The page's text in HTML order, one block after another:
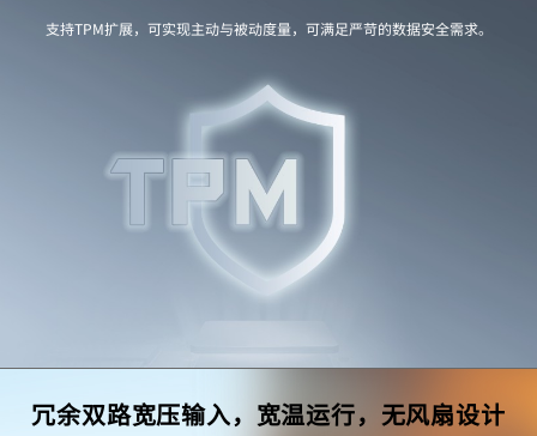
支持TPM扩展，可实现主动与被动度量，可满足严苛的数据安全需求。
冗余双路宽压输入，宽温运行，无风扇设计